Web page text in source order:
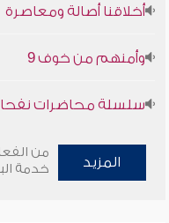
أخلاقنا أصالة ومعاصرة
وأمنهم من خوف 9
سلسلة محاضرات نفحات
المزيد
من
خدمة